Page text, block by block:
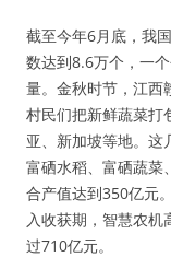
截至今年6月底，我
数达到8.6万个，一
量。金秋时节，江西
村民们把新鲜蔬菜打
亚、新加坡等地。这
富硒水稻、富硒蔬菜
合产值达到350亿元
入收获期，智慧农机
过710亿元。